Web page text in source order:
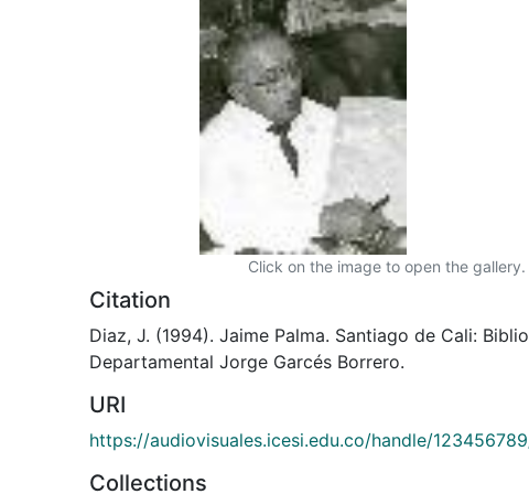
Click on the image to open the gallery.
Citation
Diaz, J. (1994). Jaime Palma. Santiago de Cali:
Departamental Jorge Garcés Borrero.
URI
https://audiovisuales.icesi.edu.co/handle/
Collections